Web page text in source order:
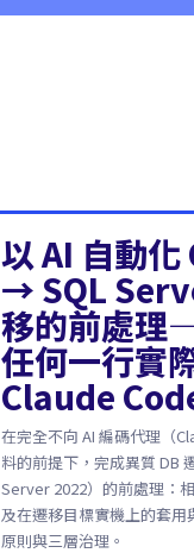
以 AI 自動
→ SQL
移的前處
任何一行實
Claude
在完全不向 AI 編碼代理（
料的前提下，完成異質 DB
Server 2022）的前處理：
及在遷移目標實機上的套用
原則與三層治理。